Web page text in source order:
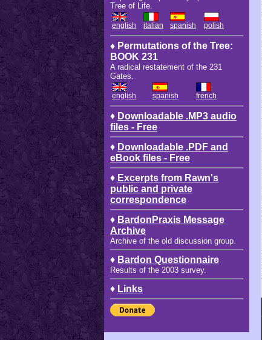
Tree of Life.
english italian spanish polish
♦ Permutations of the Tree:
BOOK 231
A radical restatement of the 231
Gates.
english spanish french
♦ Downloadable .MP3 audio
files - Free
♦ Downloadable .PDF and
eBook files - Free
♦ Excerpts from Rawn's
public and private
correspondence
♦ BardonPraxis Message
Archive
Archive of the old discussion group.
♦ Bardon Questionnaire
Results of the 2003 survey.
♦ Links